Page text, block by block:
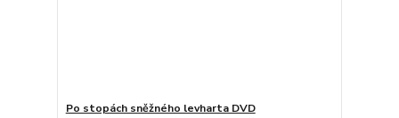
Po stopách sněžného levharta DVD